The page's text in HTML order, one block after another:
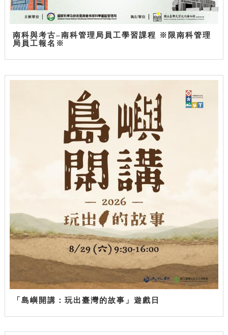
南科與考古–南科管理局員工學習課程 ※限南科管理
局員工報名※
「島嶼開講：玩出臺灣的故事」遊戲日